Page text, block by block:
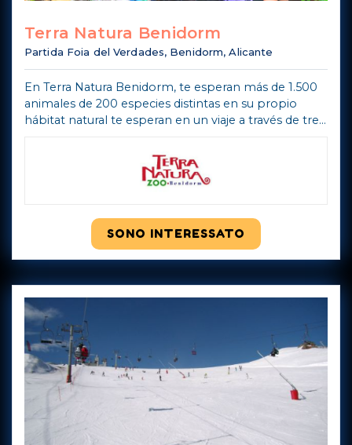
Terra Natura Benidorm
Partida Foia del Verdades, Benidorm, Alicante
En Terra Natura Benidorm, te esperan más de 1.500
animales de 200 especies distintas en su propio
hábitat natural te esperan en un viaje a través de tres
leones, tigres, rinocerontes ...
SONO INTERESSATO